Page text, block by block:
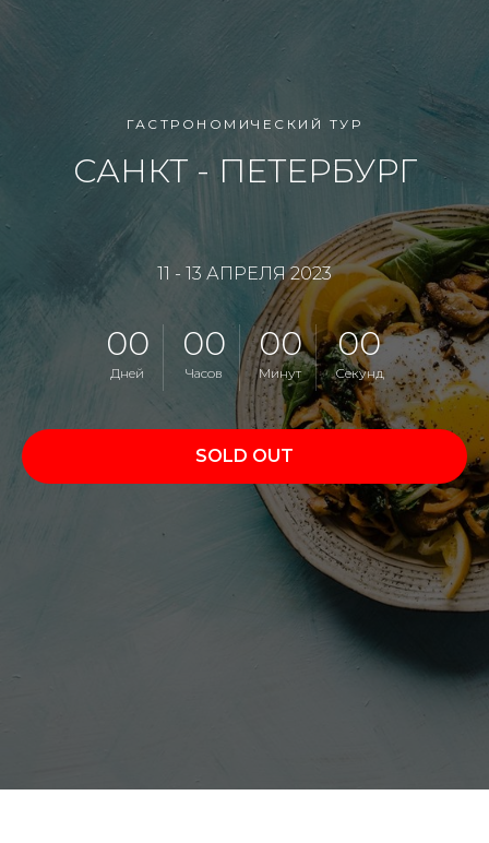
ГАСТРОНОМИЧЕСКИЙ ТУР
САНКТ - ПЕТЕРБУРГ
11 - 13 АПРЕЛЯ 2023
00
Дней
00
Часов
00
Минут
00
Секунд
SOLD OUT